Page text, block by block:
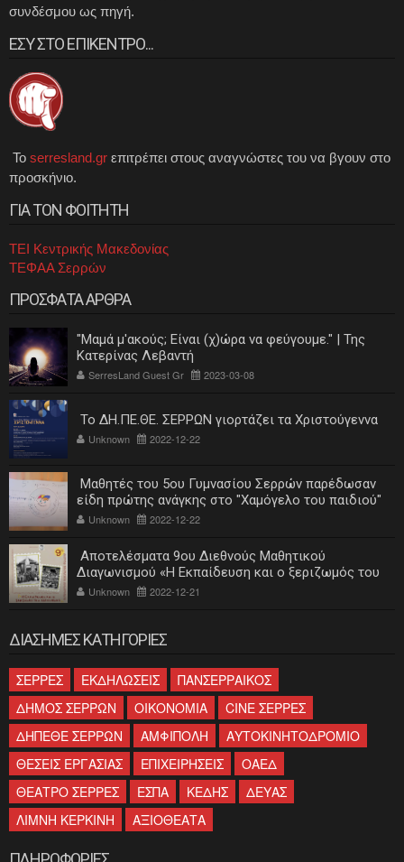
συνδέσμου ως πηγή.
ΕΣΥ ΣΤΟ ΕΠΙΚΕΝΤΡΟ...
Το serresland.gr επιτρέπει στους αναγνώστες του να βγουν στο
προσκήνιο.
ΓΙΑ ΤΟΝ ΦΟΙΤΗΤΗ
ΤΕΙ Κεντρικής Μακεδονίας
ΤΕΦΑΑ Σερρών
ΠΡΟΣΦΑΤΑ ΑΡΘΡΑ
"Μαμά μ'ακούς; Είναι (χ)ώρα να φεύγουμε." | Της
Κατερίνας Λεβαντή
SerresLand Guest Gr 2023-03-08
Το ΔΗ.ΠΕ.ΘΕ. ΣΕΡΡΩΝ γιορτάζει τα Χριστούγεννα
Unknown 2022-12-22
Μαθητές του 5ου Γυμνασίου Σερρών παρέδωσαν
είδη πρώτης ανάγκης στο "Χαμόγελο του παιδιού"
Unknown 2022-12-22
Αποτελέσματα 9ου Διεθνούς Μαθητικού
Διαγωνισμού «Η Εκπαίδευση και ο ξεριζωμός του
ελληνισμού»
Unknown 2022-12-21
ΔΙΑΣΗΜΕΣ ΚΑΤΗΓΟΡΙΕΣ
ΣΕΡΡΕΣ ΕΚΔΗΛΩΣΕΙΣ
ΠΑΝΣΕΡΡΑΙΚΟΣ
ΔΗΜΟΣ ΣΕΡΡΩΝ
ΟΙΚΟΝΟΜΙΑ
CINE ΣΕΡΡΕΣ
ΔΗΠΕΘΕ ΣΕΡΡΩΝ
ΑΜΦΙΠΟΛΗ
ΑΥΤΟΚΙΝΗΤΟΔΡΟΜΙΟ
ΘΕΣΕΙΣ ΕΡΓΑΣΙΑΣ
ΕΠΙΧΕΙΡΗΣΕΙΣ
ΟΑΕΔ
ΘΕΑΤΡΟ ΣΕΡΡΕΣ
ΕΣΠΑ ΚΕΔΗΣ
ΔΕΥΑΣ
ΛΙΜΝΗ ΚΕΡΚΙΝΗ
ΑΞΙΟΘΕΑΤΑ